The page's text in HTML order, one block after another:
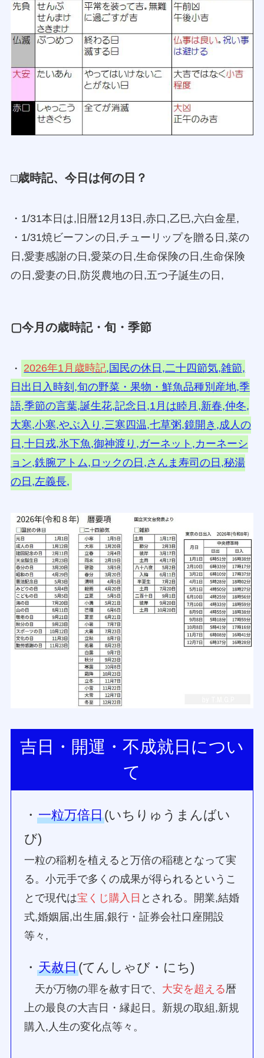
□歳時記、今日は何の日？
・1/31本日は,旧暦12月13日,赤口,乙巳,六白金星,
・1/31焼ビーフンの日,チューリップを贈る日,菜の
日,愛妻感謝の日,愛菜の日,生命保険の日,生命保険
の日,愛妻の日,防災農地の日,五つ子誕生の日,
▢今月の歳時記・旬・季節
・ 2026年1月歳時記,国民の休日,二十四節気,雑節,
日出日入時刻,旬の野菜・果物・鮮魚品種別産地,季
語,季節の言葉,誕生花,記念日,1月は睦月,新春,仲冬,
大寒,小寒,やぶ入り,三寒四温,七草粥,鏡開き,成人の
日,十日戎,氷下魚,御神渡り,ガーネット,カーネーシ
ョン,鉄腕アトム,ロックの日,さんま寿司の日,秘湯
の日,左義長,
吉日・開運・不成就日につい
て
・一粒万倍日(いちりゅうまんばい
び)
一粒の稲籾を植えると万倍の稲穂となって実
る。小元手で多くの成果が得られるというこ
とで現代は宝くじ購入日 とされる。開業,結婚
式,婚姻届,出生届,銀行・証券会社口座開設
等々,
・天赦日(てんしゃび・にち)
天が万物の罪を赦す日で、 大安を超える暦
上の最良の大吉日・縁起日。新規の取組,新規
購入,人生の変化点等々。